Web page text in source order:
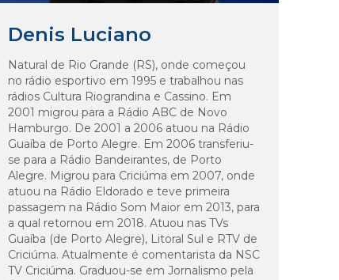
Denis Luciano
Natural de Rio Grande (RS), onde começou
no rádio esportivo em 1995 e trabalhou nas
rádios Cultura Riograndina e Cassino. Em
2001 migrou para a Rádio ABC de Novo
Hamburgo. De 2001 a 2006 atuou na Rádio
Guaíba de Porto Alegre. Em 2006 transferiu-
se para a Rádio Bandeirantes, de Porto
Alegre. Migrou para Criciúma em 2007, onde
atuou na Rádio Eldorado e teve primeira
passagem na Rádio Som Maior em 2013, para
a qual retornou em 2018. Atuou nas TVs
Guaíba (de Porto Alegre), Litoral Sul e RTV de
Criciúma. Atualmente é comentarista da NSC
TV Criciúma. Graduou-se em Jornalismo pela